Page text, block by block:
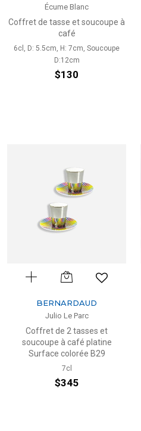
Écume Blanc
Coffret de tasse et soucoupe à
café
6cl, D: 5.5cm, H: 7cm, Soucoupe
D:12cm
$130
BERNARDAUD
Julio Le Parc
Coffret de 2 tasses et
soucoupe à café platine
Surface colorée B29
7cl
$345